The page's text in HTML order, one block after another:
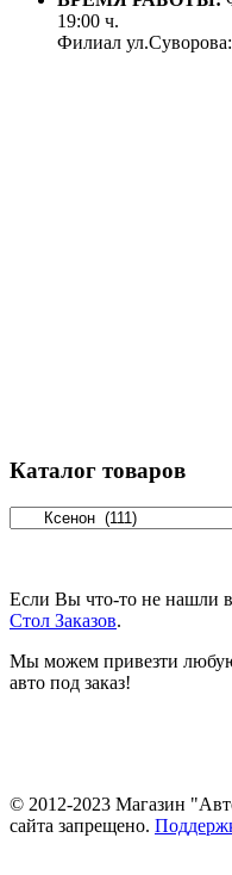
19:00 ч.
Филиал
Каталог товаров
Если Вы что-то не нашли в
Стол Заказов.
Мы можем привезти любую
авто под заказ!
© 2012-2023 Магазин
сайта запрещено.